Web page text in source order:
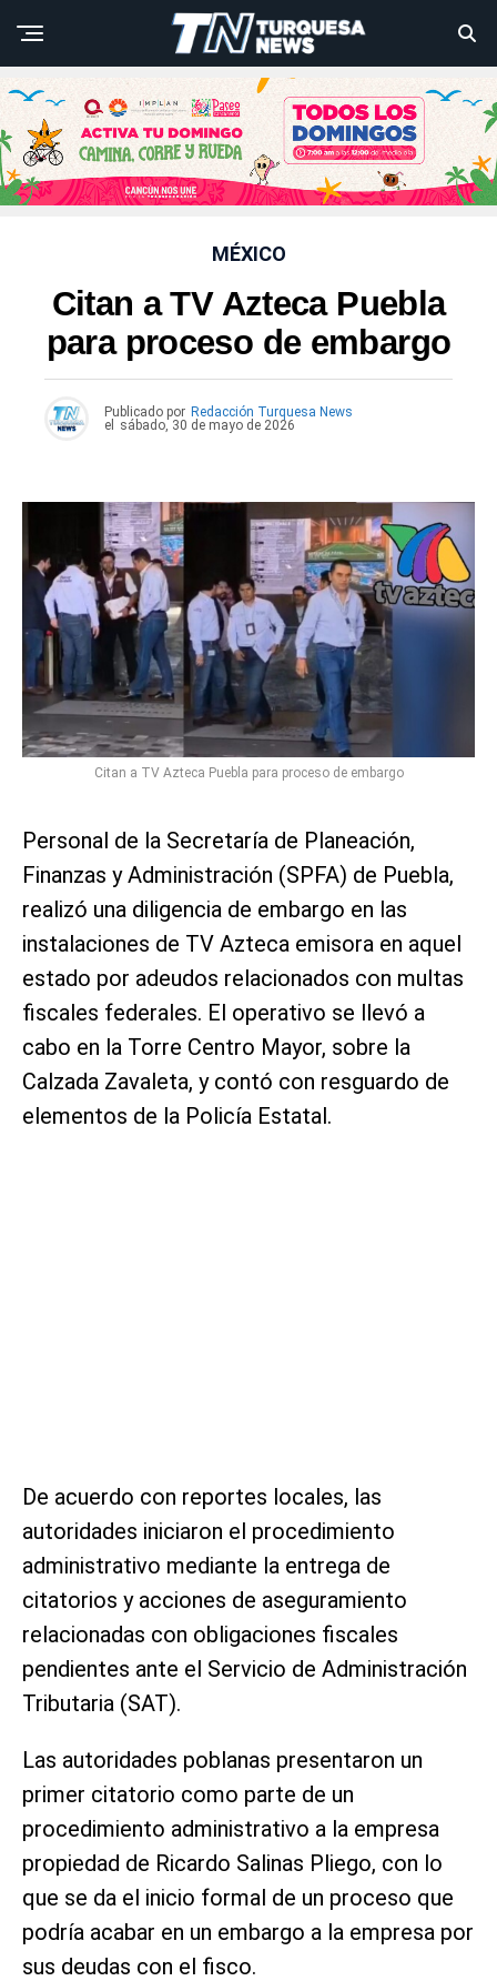
MÉXICO
Citan a TV Azteca Puebla
para proceso de embargo
Publicado por Redacción Turquesa News
el
sábado, 30 de mayo de 2026
Citan a TV Azteca Puebla para proceso de embargo
Personal de la Secretaría de Planeación,
Finanzas y Administración (SPFA) de Puebla,
realizó una diligencia de embargo en las
instalaciones de TV Azteca emisora en aquel
estado por adeudos relacionados con multas
fiscales federales. El operativo se llevó a
cabo en la Torre Centro Mayor, sobre la
Calzada Zavaleta, y contó con resguardo de
elementos de la Policía Estatal.
De acuerdo con reportes locales, las
autoridades iniciaron el procedimiento
administrativo mediante la entrega de
citatorios y acciones de aseguramiento
relacionadas con obligaciones fiscales
pendientes ante el Servicio de Administración
Tributaria (SAT).
Las autoridades poblanas presentaron un
primer citatorio como parte de un
procedimiento administrativo a la empresa
propiedad de Ricardo Salinas Pliego, con lo
que se da el inicio formal de un proceso que
podría acabar en un embargo a la empresa por
sus deudas con el fisco.